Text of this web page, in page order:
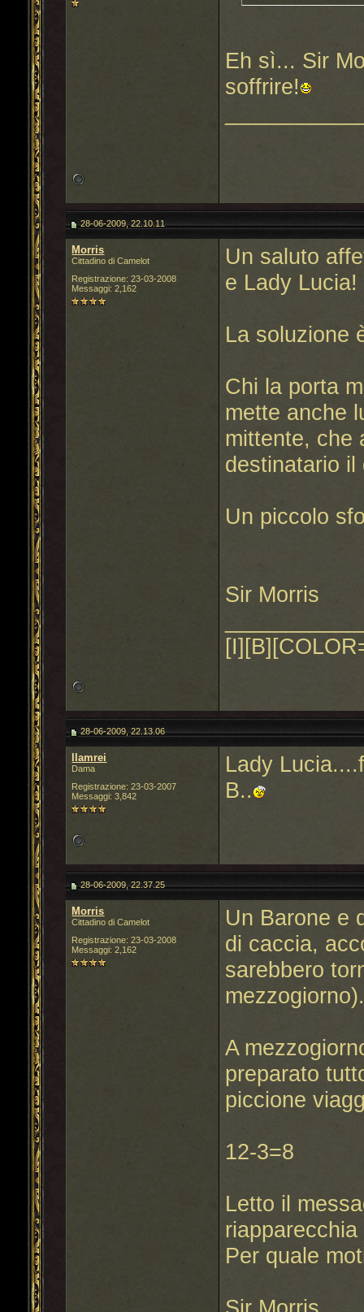
Eh sì... Sir
soffrire!
28-06-2009, 22.10.11
Morris
Cittadino di Camelot
Registrazione: 23-03-2008
Messaggi: 2,162
Un saluto
e Lady Lucia!
La soluzione
Chi la porta
mette anche
mittente, che
destinatario
Un piccolo
Sir Morris
28-06-2009, 22.13.06
llamrei
Dama
Registrazione: 23-03-2007
Messaggi: 3,842
Lady
B..
28-06-2009, 22.37.25
Morris
Cittadino di Camelot
Registrazione: 23-03-2008
Messaggi: 2,162
Un Barone e
di caccia,
sarebbero
A
preparato
piccione
12-3=8
Letto il
Per quale